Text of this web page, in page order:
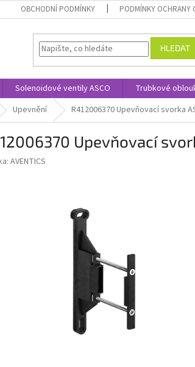
OBCHODNÍ PODMÍNKY PODMÍNKY OCHRANY
HLEDAT
Solenoidové ventily ASCO Trubkové
Upevnění R412006370 Upevňovací svorka
Upevňovací
AVENTICS